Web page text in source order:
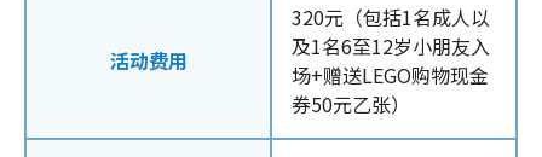
活动费用
320元（包括1名成人以
及1名6至12岁小朋友入
场+赠送LEGO购物现金
券50元乙张）